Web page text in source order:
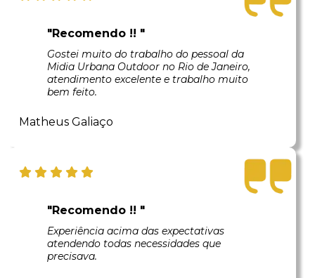
"Recomendo !! "
Gostei muito do trabalho do pessoal da
Midia Urbana Outdoor no Rio de Janeiro,
atendimento excelente e trabalho muito
bem feito.
Matheus Galiaço
"Recomendo !! "
Experiência acima das expectativas
atendendo todas necessidades que
precisava.